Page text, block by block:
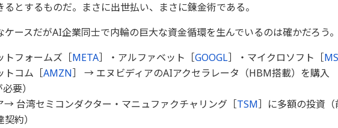
るとするものだ。まさに出世払い、まさに錬金術である。
ケースだがAI企業同士で内輪の巨大な資金循環を生んでいるのは確かだろう。
トフォームズ［META］・アルファベット［GOOGL］・マイクロソフト［
トコム［AMZN］ → エヌビディアのAIアクセラレータ（HBM搭載）を購入
要）
→ 台湾セミコンダクター・マニュファクチャリング［TSM］に多額の投資（
契約）